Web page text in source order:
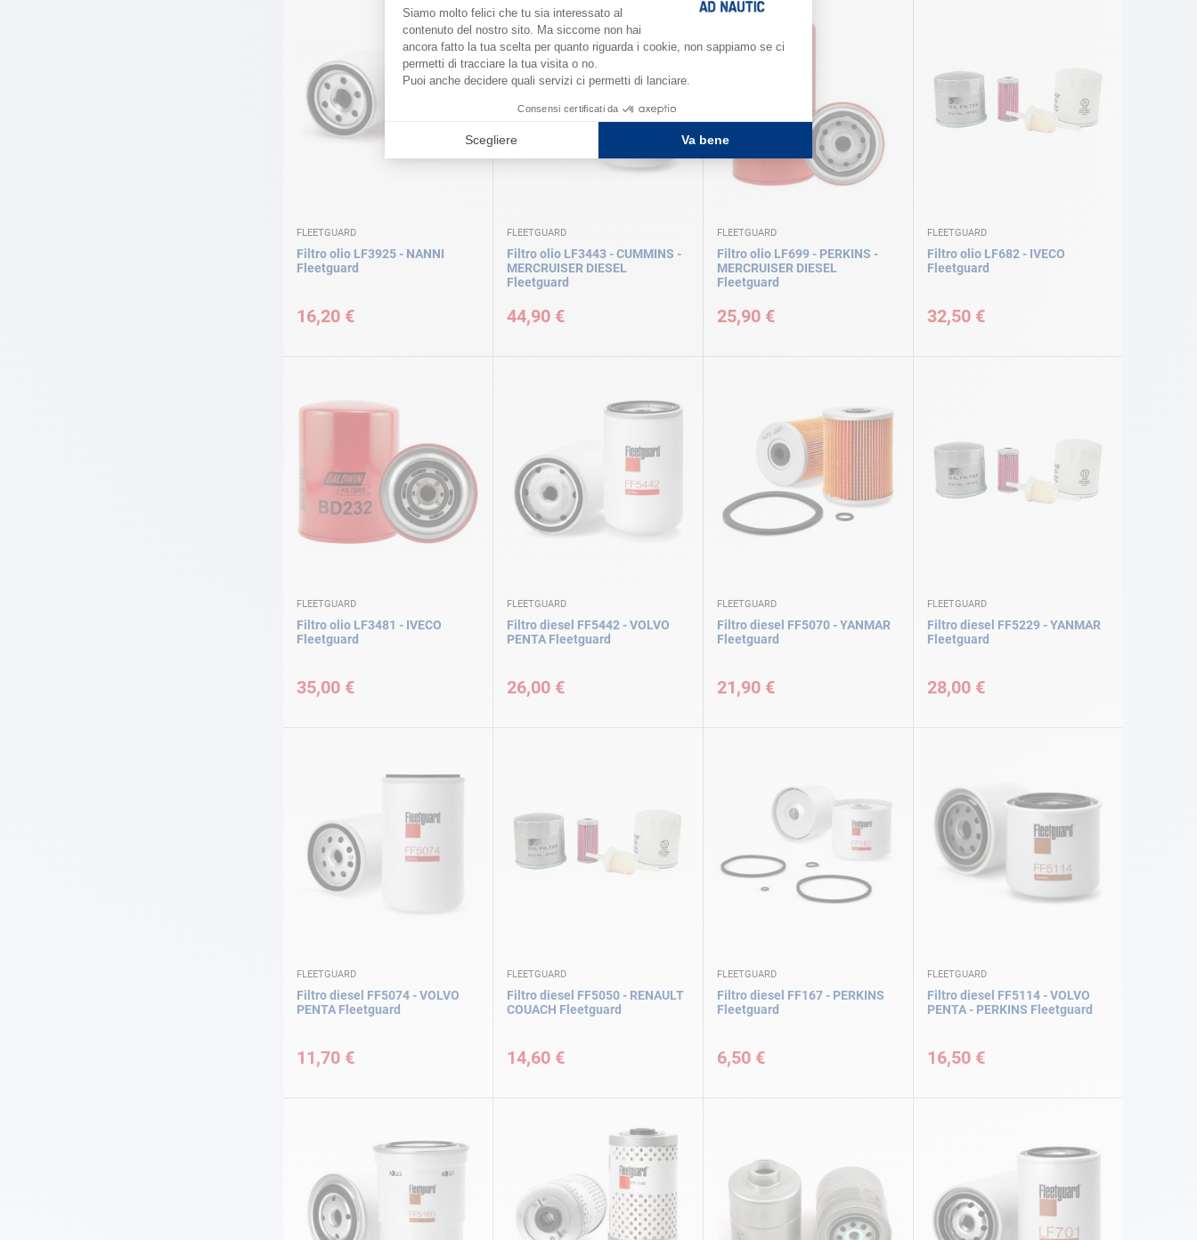
FLEETGUARD
Filtro olio LF3925 - NANNI
Fleetguard
16,20 €
FLEETGUARD
Filtro olio LF3443 - CUMMINS -
MERCRUISER DIESEL
Fleetguard
44,90 €
FLEETGUARD
Filtro olio LF699 - PERKINS -
MERCRUISER DIESEL
Fleetguard
25,90 €
FLEETGUARD
Filtro olio LF682 - IVECO
Fleetguard
32,50 €
FLEETGUARD
Filtro olio LF3481 - IVECO
Fleetguard
35,00 €
FLEETGUARD
Filtro diesel FF5442 - VOLVO
PENTA Fleetguard
26,00 €
FLEETGUARD
Filtro diesel FF5070 - YANMAR
Fleetguard
21,90 €
FLEETGUARD
Filtro diesel FF5229 - YANMAR
Fleetguard
28,00 €
FLEETGUARD
Filtro diesel FF5074 - VOLVO
PENTA Fleetguard
11,70 €
FLEETGUARD
Filtro diesel FF5050 - RENAULT
COUACH Fleetguard
14,60 €
FLEETGUARD
Filtro diesel FF167 - PERKINS
Fleetguard
6,50 €
FLEETGUARD
Filtro diesel FF5114 - VOLVO
PENTA - PERKINS Fleetguard
16,50 €